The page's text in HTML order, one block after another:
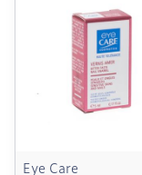
Eye Care